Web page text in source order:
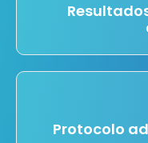
Protocolo